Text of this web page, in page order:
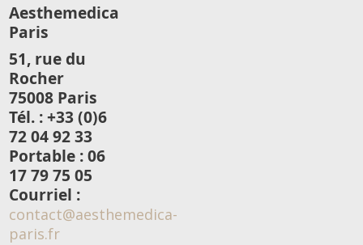
Aesthemedica
Paris
51, rue du
Rocher
75008 Paris
Tél. : +33 (0)6
72 04 92 33
Portable : 06
17 79 75 05
Courriel :
contact@aesthemedica-
paris.fr